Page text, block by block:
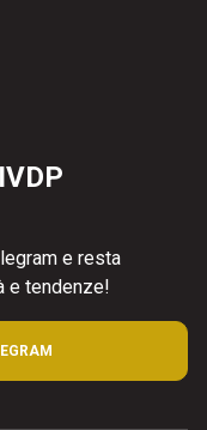
e resta
e tendenze!